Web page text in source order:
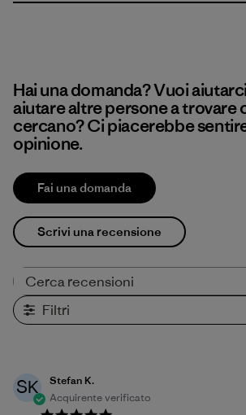
Hai una domanda? Vuoi
aiutare altre persone a trovare
cercano? Ci piacerebbe
opinione.
Fai una domanda
Scrivi una recensione
Filtri
SK
Stefan K.
Acquirente verificato